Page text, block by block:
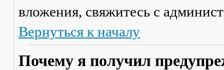
вложения, свяжитесь с
Вернуться к началу
Почему я получил